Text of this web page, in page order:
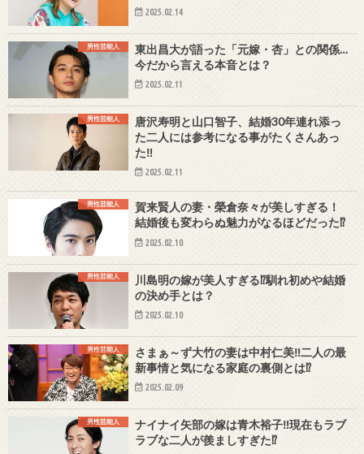
2025.02.14
男性芸能人
東出昌大が語った「元嫁・杏」との関係…
今だから言える本音とは？
2025.02.11
男性芸能人
唐沢寿明と山口智子、結婚30年連れ添っ
た二人には参考になる事がたくさんあっ
た‼
2025.02.11
男性芸能人
賀来賢人の妻・榮倉奈々が美しすぎる！
結婚後も変わらぬ魅力がなるほどだった⁉
2025.02.10
男性芸能人
川島明の嫁が美人すぎる⁉馴れ初めや結婚
の決め手とは？
2025.02.10
男性芸能人
さまぁ～ず大竹の妻は中村仁美‼二人の最
新事情と気になる家庭の裏側とは⁉
2025.02.09
男性芸能人
ナイナイ矢部の嫁は青木裕子‼現在もラブ
ラブな二人が羨ましすぎた⁉